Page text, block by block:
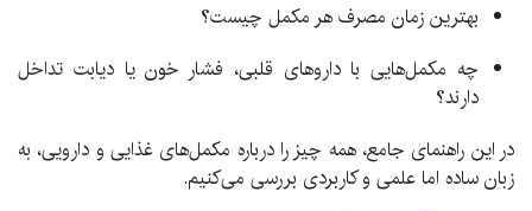
بهترین زمان مصرف هر مکمل چیست؟
چه مکمل‌هایی با داروهای قلبی، فشار خون یا دیابت تداخل
دارند؟
در این راهنمای جامع، همه چیز را درباره مکمل‌های غذایی و دارویی، به
زبان ساده اما علمی و کاربردی بررسی می‌کنیم.